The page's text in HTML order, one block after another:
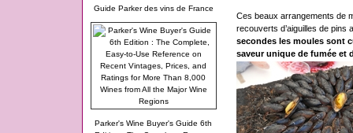
Guide Parker des vins de France
Parker's Wine Buyer's Guide 6th
Ces beaux arrangements de
recouverts d’aiguilles de pins
secondes les moules sont
saveur unique de fumée et